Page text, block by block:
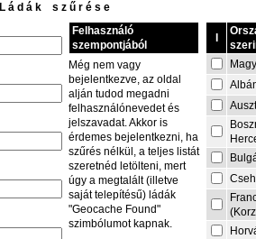
L á d á k s z ű r é s e
Felhasználó
szempontjából
Még nem vagy
bejelentkezve, az oldal
alján tudod megadni
felhasználónevedet és
jelszavadat. Akkor is
érdemes bejelentkezni, ha
szűrés nélkül, a teljes listát
szeretnéd letölteni, mert
úgy a megtalált (illetve
saját telepítésű) ládák
"Geocache Found"
szimbólumot kapnak.